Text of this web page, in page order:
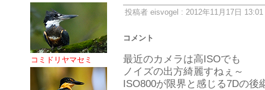
コミドリヤマセミ
投稿者 eisvogel : 2012年11月17日 13:01
コメント
最近のカメラは高ISOでも
ノイズの出方綺麗すねぇ～
ISO800が限界と感じる7Dの後